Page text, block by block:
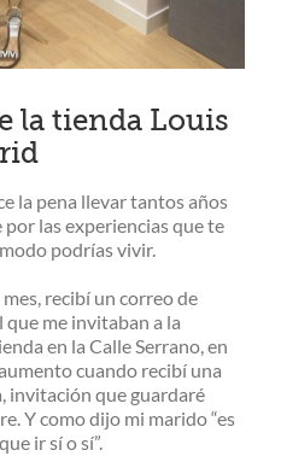
la tienda Louis
la pena llevar tantos años
las experiencias que te
podrías vivir.
recibí un correo de
que me invitaban a la
en la Calle Serrano, en
cuando recibí una
invitación que guardaré
Y como dijo mi marido “es
ir sí o sí”.